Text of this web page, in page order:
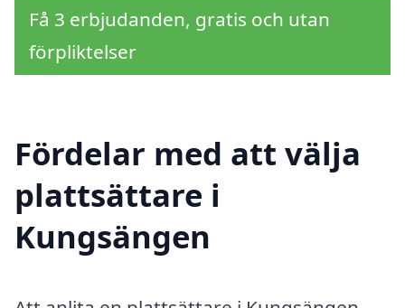
Få 3 erbjudanden, gratis och utan
förpliktelser
Fördelar med att välja
plattsättare i
Kungsängen